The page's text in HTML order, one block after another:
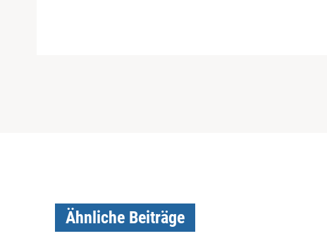
Ähnliche Beiträge